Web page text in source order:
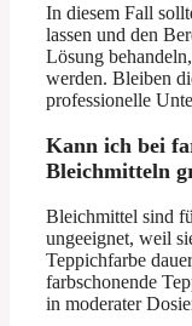
In diesem Fall
lassen und den
Lösung
werden. Bleiben
professionelle
Kann ich bei
Bleichmitteln
Bleichmittel sind
ungeeignet, weil
Teppichfarbe
farbschonende
in moderater